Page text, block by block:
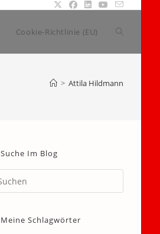
Cookie-Richtlinie (EU) Website-
> Attila Hildmann
Suche Im Blog
Escape
Meine Schlagwörter